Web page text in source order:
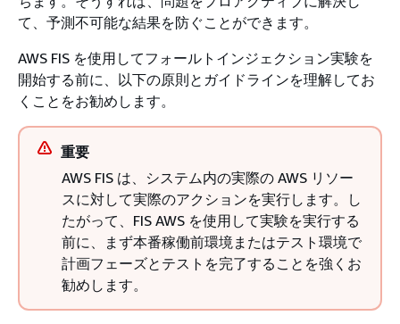
て、予測不可能な結果を防ぐことができます。
AWS FIS を使用してフォールトインジェクション実験を
開始する前に、以下の原則とガイドラインを理解してお
くことをお勧めします。
重要
AWS FIS は、システム内の実際の AWS リソー
スに対して実際のアクションを実行します。し
たがって、FIS AWS を使用して実験を実行する
前に、まず本番稼働前環境またはテスト環境で
計画フェーズとテストを完了することを強くお
勧めします。